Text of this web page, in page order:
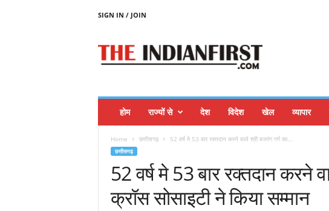
SIGN IN / JOIN
होम राज्यों से देश विदेश खेल व्यापार
Home छत्तीसगढ़ 52 वर्ष मे 53 बार रक्तदान करने वाले श्री बजरंग गर्ग का...
छत्तीसगढ़
52 वर्ष मे 53 बार रक्तदान करने
क्रॉस सोसाइटी ने किया सम्मान